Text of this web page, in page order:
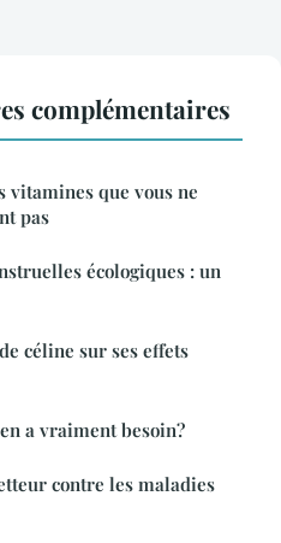
complémentaires
vitamines que vous ne
pas
écologiques : un
céline sur ses effets
a vraiment besoin?
contre les maladies